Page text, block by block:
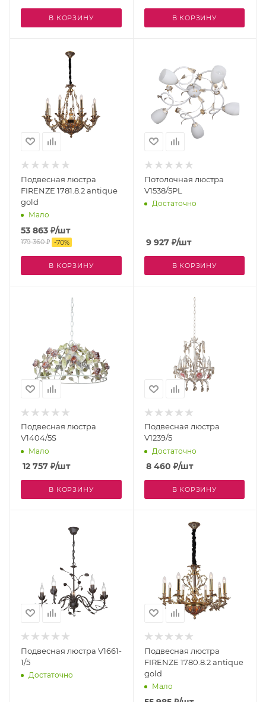
В КОРЗИНУ В КОРЗИНУ
Подвесная люстра
FIRENZE 1781.8.2 antique
gold
Мало
53 863 ₽/шт
179 360₽ -70%
В КОРЗИНУ
Потолочная люстра
V1538/5PL
Достаточно
9 927₽/шт
В КОРЗИНУ
Подвесная люстра
V1404/5S
Мало
12 757 ₽/шт
В КОРЗИНУ
Подвесная люстра
V1239/5
Достаточно
8 460 ₽/шт
В КОРЗИНУ
Подвесная люстра V1661-
1/5
Достаточно
Подвесная люстра
FIRENZE 1780.8.2 antique
gold
Мало